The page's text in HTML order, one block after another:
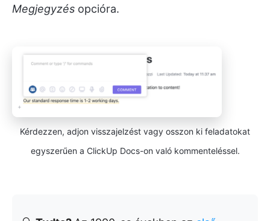
Megjegyzés opcióra.
Kérdezzen, adjon visszajelzést vagy osszon ki feladatokat
egyszerűen a ClickUp Docs-on való kommenteléssel.